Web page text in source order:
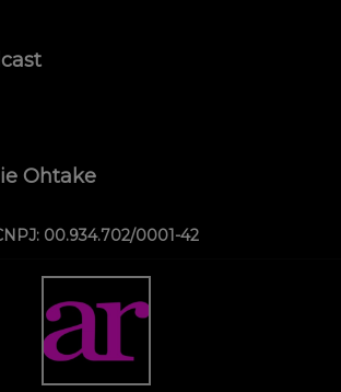
Ohtake
00.934.702/0001-42